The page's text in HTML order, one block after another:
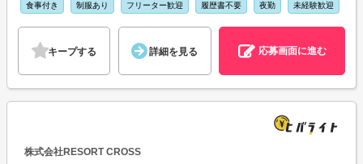
食事付き 制服あり フリーター歓迎 履歴書不要 夜勤 未経験歓迎
キープする 詳細を見る 応募画面に進む
株式会社RESORT CROSS